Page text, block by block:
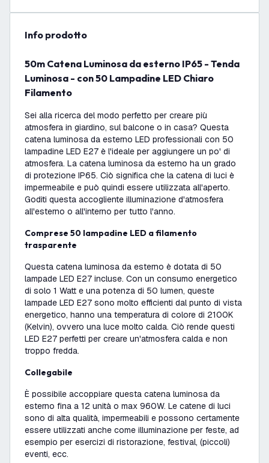
info prodotto
50m Catena Luminosa da esterno IP65 - Tenda
Luminosa - con 50 Lampadine LED Chiaro
Filamento
Sei alla ricerca del modo perfetto per creare più
atmosfera in giardino, sul balcone o in casa? Questa
catena luminosa da esterno LED professionali con 50
lampadine LED E27 è l'ideale per aggiungere un po' di
atmosfera. La catena luminosa da esterno ha un grado
di protezione IP65. Ciò significa che la catena di luci è
impermeabile e può quindi essere utilizzata all'aperto.
Goditi questa accogliente illuminazione d'atmosfera
all'esterno o all'interno per tutto l'anno.
Comprese 50 lampadine LED a filamento
trasparente
Questa catena luminosa da esterno è dotata di 50
lampade LED E27 incluse. Con un consumo energetico
di solo 1 Watt e una potenza di 50 lumen, queste
lampade LED E27 sono molto efficienti dal punto di vista
energetico, hanno una temperatura di colore di 2100K
(Kelvin), ovvero una luce molto calda. Ciò rende questi
LED E27 perfetti per creare un'atmosfera calda e non
troppo fredda.
Collegabile
È possibile accoppiare questa catena luminosa da
esterno fina a 12 unità o max 960W. Le catene di luci
sono di alta qualità, impermeabili e possono certamente
essere utilizzati anche come illuminazione per feste, ad
esempio per esercizi di ristorazione, festival, (piccoli)
eventi, ecc.